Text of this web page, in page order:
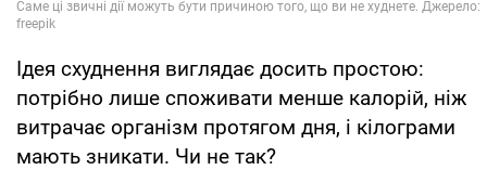
Ідея схуднення виглядає досить простою:
потрібно лише споживати менше калорій, ніж
витрачає організм протягом дня, і кілограми
мають зникати. Чи не так?